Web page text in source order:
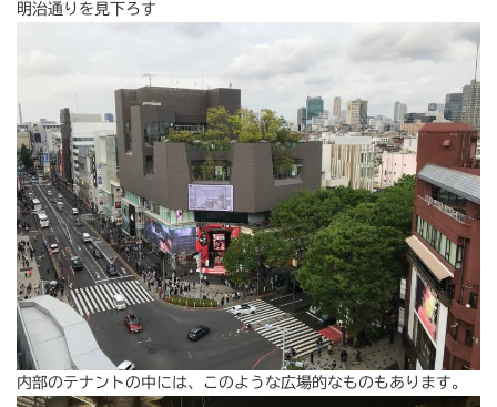
明治通りを見下ろす
内部のテナントの中には、このような広場的なものもあります。